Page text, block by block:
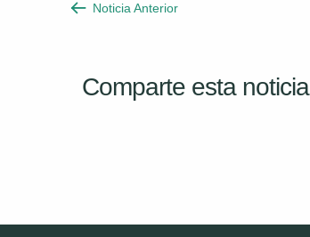
Noticia Anterior
Comparte esta noticia